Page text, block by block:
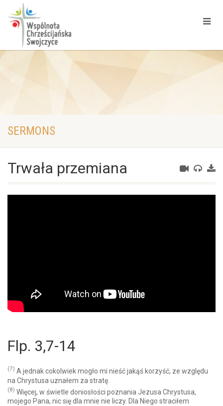
SERMONS
Trwała przemiana
Flp. 3,7-14
(7) A jednak cokolwiek mogło mi nieść jakąś korzyść, ze względu
na Chrystusa uznałem za stratę.
(8) Więcej, w świetle doniosłości poznania Jezusa Chrystusa,
mojego Pana, nic się dla mnie nie liczy. Dla Niego straciłem